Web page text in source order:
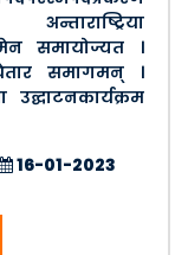
समायोज्यत ।
समागमन् ।
16-01-2023